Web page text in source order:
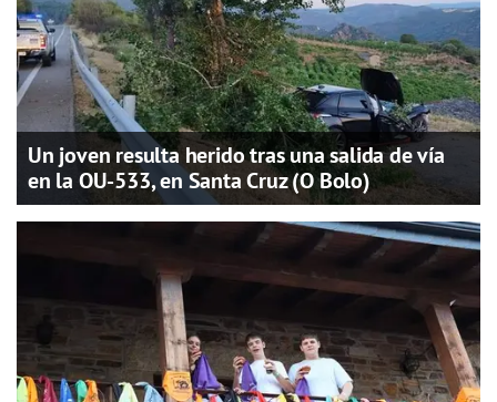
Un joven resulta herido tras una salida de vía
en la OU-533, en Santa Cruz (O Bolo)